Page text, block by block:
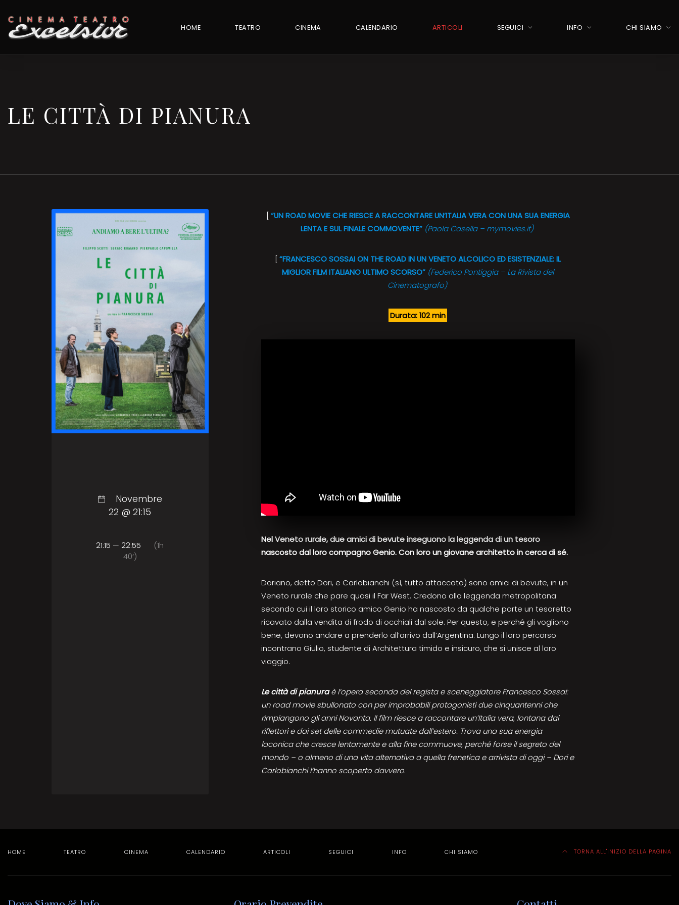
HOME TEATRO CINEMA CALENDARIO ARTICOLI SEGUICI INFO CHI SIAMO
LE CITTÀ DI PIANURA
[“UN ROAD MOVIE CHE RIESCE A RACCONTARE UN’ITALIA VERA CON UNA SUA ENERGIA
LENTA E SUL FINALE COMMOVENTE” (Paola Casella – mymovies.it)
[ “FRANCESCO SOSSAI ON THE ROAD IN UN VENETO ALCOLICO ED ESISTENZIALE: IL
MIGLIOR FILM ITALIANO ULTIMO SCORSO” (Federico Pontiggia – La Rivista del
Cinematografo)
Durata: 102 min
Nel Veneto rurale, due amici di bevute inseguono la leggenda di un tesoro
nascosto dal loro compagno Genio. Con loro un giovane architetto in cerca di sé.
Doriano, detto Dori, e Carlobianchi (sì, tutto attaccato) sono amici di bevute, in un
Veneto rurale che pare quasi il Far West. Credono alla leggenda metropolitana
secondo cui il loro storico amico Genio ha nascosto da qualche parte un tesoretto
ricavato dalla vendita di frodo di occhiali dal sole. Per questo, e perché gli vogliono
bene, devono andare a prenderlo all’arrivo dall’Argentina. Lungo il loro percorso
incontrano Giulio, studente di Architettura timido e insicuro, che si unisce al loro
viaggio.
Le città di pianura è l’opera seconda del regista e sceneggiatore Francesco Sossai:
un road movie sbullonato con per improbabili protagonisti due cinquantenni che
rimpiangono gli anni Novanta. Il film riesce a raccontare un’Italia vera, lontana dai
riflettori e dai set delle commedie mutuate dall’estero. Trova una sua energia
laconica che cresce lentamente e alla fine commuove, perché forse il segreto del
mondo – o almeno di una vita alternativa a quella frenetica e arrivista di oggi – Dori e
Carlobianchi l’hanno scoperto davvero.
Novembre
22 @ 21:15
21:15 — 22:55
(1h
40′)
HOME TEATRO CINEMA CALENDARIO ARTICOLI SEGUICI INFO CHI SIAMO TORNA ALL'INIZIO DELLA PAGINA